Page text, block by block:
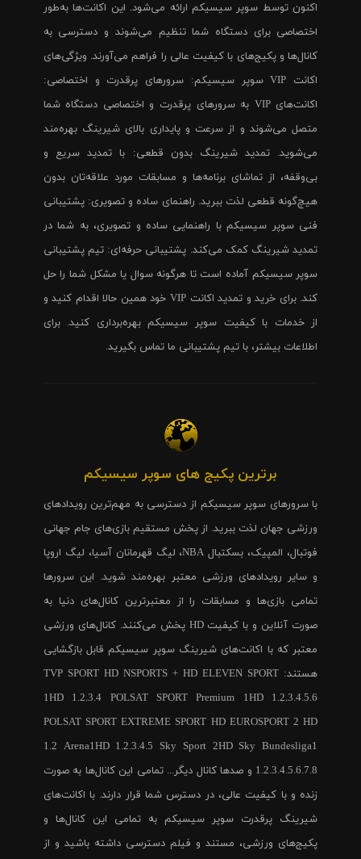
اکنون توسط سوپر سیسیکم ارائه می‌شود. این اکانت‌ها به‌طور
اختصاصی برای دستگاه شما تنظیم می‌شوند و دسترسی به
کانال‌ها و پکیج‌های با کیفیت عالی را فراهم می‌آورند. ویژگی‌های
اکانت VIP سوپر سیسیکم: سرورهای پرقدرت و اختصاصی:
اکانت‌های VIP به سرورهای پرقدرت و اختصاصی دستگاه شما
متصل می‌شوند و از سرعت و پایداری بالای شیرینگ بهره‌مند
می‌شوید. تمدید شیرینگ بدون قطعی: با تمدید سریع و
بی‌وقفه، از تماشای برنامه‌ها و مسابقات مورد علاقه‌تان بدون
هیچ‌گونه قطعی لذت ببرید. راهنمای ساده و تصویری: پشتیبانی
فنی سوپر سیسیکم با راهنمایی ساده و تصویری، به شما در
تمدید شیرینگ کمک می‌کند. پشتیبانی حرفه‌ای: تیم پشتیبانی
سوپر سیسیکم آماده است تا هرگونه سوال یا مشکل شما را حل
کند. برای خرید و تمدید اکانت VIP خود همین حالا اقدام کنید و
از خدمات با کیفیت سوپر سیسیکم بهره‌برداری کنید. برای
اطلاعات بیشتر، با تیم پشتیبانی ما تماس بگیرید.
برترین پکیج های سوپر سیسیکم
با سرورهای سوپر سیسیکم از دسترسی به مهم‌ترین رویدادهای
ورزشی جهان لذت ببرید. از پخش مستقیم بازی‌های جام جهانی
فوتبال، المپیک، بسکتبال NBA، لیگ قهرمانان آسیا، لیگ اروپا
و سایر رویدادهای ورزشی معتبر بهره‌مند شوید. این سرورها
تمامی بازی‌ها و مسابقات را از معتبرترین کانال‌های دنیا به
صورت آنلاین و با کیفیت HD پخش می‌کنند. کانال‌های ورزشی
معتبر که با اکانت‌های شیرینگ سوپر سیسیکم قابل بازگشایی
هستند: TVP SPORT HD NSPORTS + HD ELEVEN SPORT
1HD 1.2.3.4 POLSAT SPORT Premium 1HD 1.2.3.4.5.6
POLSAT SPORT EXTREME SPORT HD EUROSPORT 2 HD
1.2 Arena1HD 1.2.3.4.5 Sky Sport 2HD Sky Bundesliga1
1.2.3.4.5.6.7.8 و صدها کانال دیگر... تمامی این کانال‌ها به صورت
زنده و با کیفیت عالی، در دسترس شما قرار دارند. با اکانت‌های
شیرینگ پرقدرت سوپر سیسیکم به تمامی این کانال‌ها و
پکیج‌های ورزشی، مستند و فیلم دسترسی داشته باشید و از